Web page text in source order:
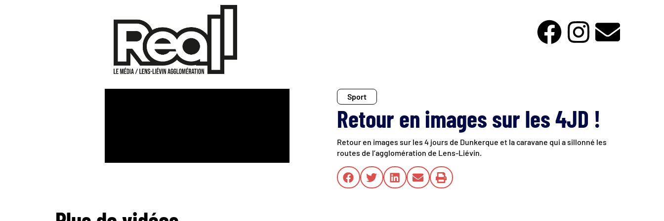
Sport
Retour en images sur les 4JD !
Retour en images sur les 4 jours de Dunkerque et la caravane qui a sillonné les
routes de l’agglomération de Lens-Liévin.